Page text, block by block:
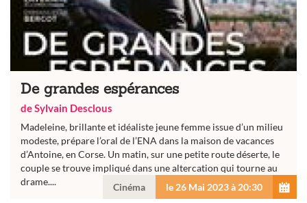
De grandes espérances
de Sylvain Desclous
Madeleine, brillante et idéaliste jeune femme issue d’un milieu
modeste, prépare l’oral de l’ENA dans la maison de vacances
d’Antoine, en Corse. Un matin, sur une petite route déserte, le
couple se trouve impliqué dans une altercation qui tourne au
drame....
Cinéma le 26 Mai 2023 à 20:30